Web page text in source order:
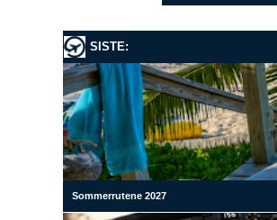
SISTE:
Sommerrutene 2027